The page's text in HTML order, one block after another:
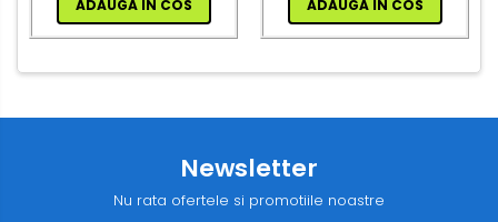
ADAUGA IN COS ADAUGA IN COS
Newsletter
Nu rata ofertele si promotiile noastre